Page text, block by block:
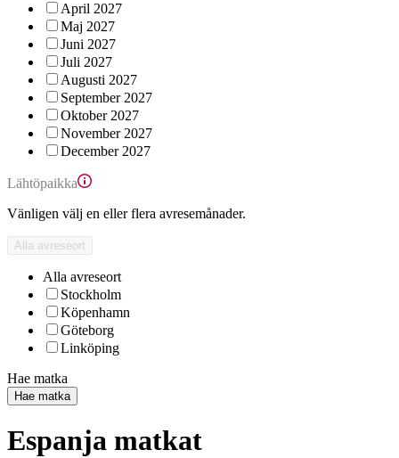
April 2027
Maj 2027
Juni 2027
Juli 2027
Augusti 2027
September 2027
Oktober 2027
November 2027
December 2027
Lähtöpaikka
Vänligen välj en eller flera avresemånader.
Alla avreseort
Alla avreseort
Stockholm
Köpenhamn
Göteborg
Linköping
Hae matka
Hae matka
Espanja matkat